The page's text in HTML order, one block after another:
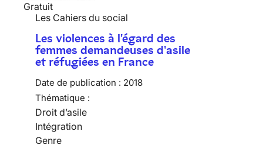
Gratuit
Les Cahiers du social
Les violences à l'égard des
femmes demandeuses d'asile
et réfugiées en France
Date de publication : 2018
Thématique :
Droit d’asile
Intégration
Genre